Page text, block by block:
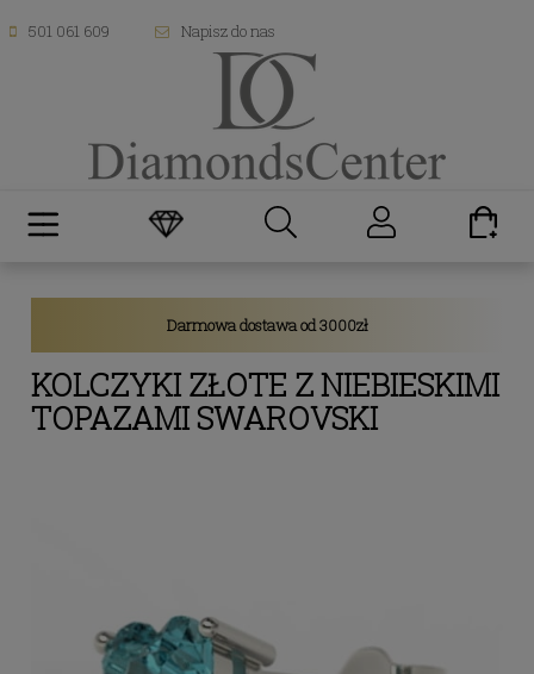
501 061 609 Napisz do nas
Darmowa dostawa od 3000zł
KOLCZYKI ZŁOTE Z NIEBIESKIMI
TOPAZAMI SWAROVSKI